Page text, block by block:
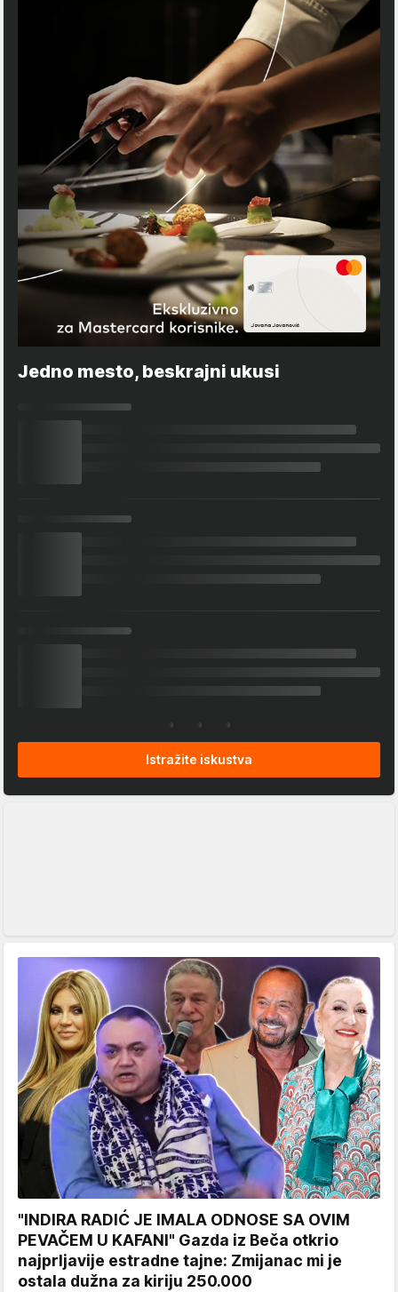
Jedno mesto, beskrajni ukusi
Istražite iskustva
"INDIRA RADIĆ JE IMALA ODNOSE SA OVIM
PEVAČEM U KAFANI" Gazda iz Beča otkrio
najprljavije estradne tajne: Zmijanac mi je
ostala dužna za kiriju 250.000